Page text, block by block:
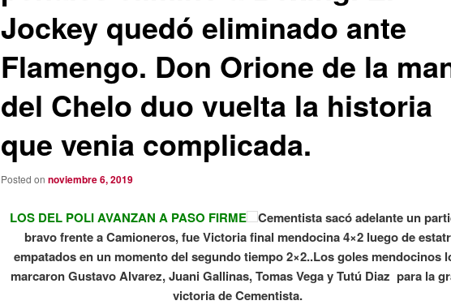
Jockey quedó eliminado ante
Flamengo. Don Orione de la
del Chelo duo vuelta la historia
que venia complicada.
Posted on noviembre 6, 2019
LOS DEL POLI AVANZAN A PASO FIRME
Cementista sacó adelante un
bravo frente a Camioneros, fue Victoria final mendocina 4×2 luego de estatr
empatados en un momento del segundo tiempo 2×2..Los goles mendocinos
marcaron Gustavo Alvarez, Juani Gallinas, Tomas Vega y Tutú Diaz para la
victoria de Cementista.